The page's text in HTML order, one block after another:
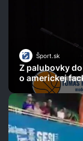
Šport.sk
Z palubovky
o americkej